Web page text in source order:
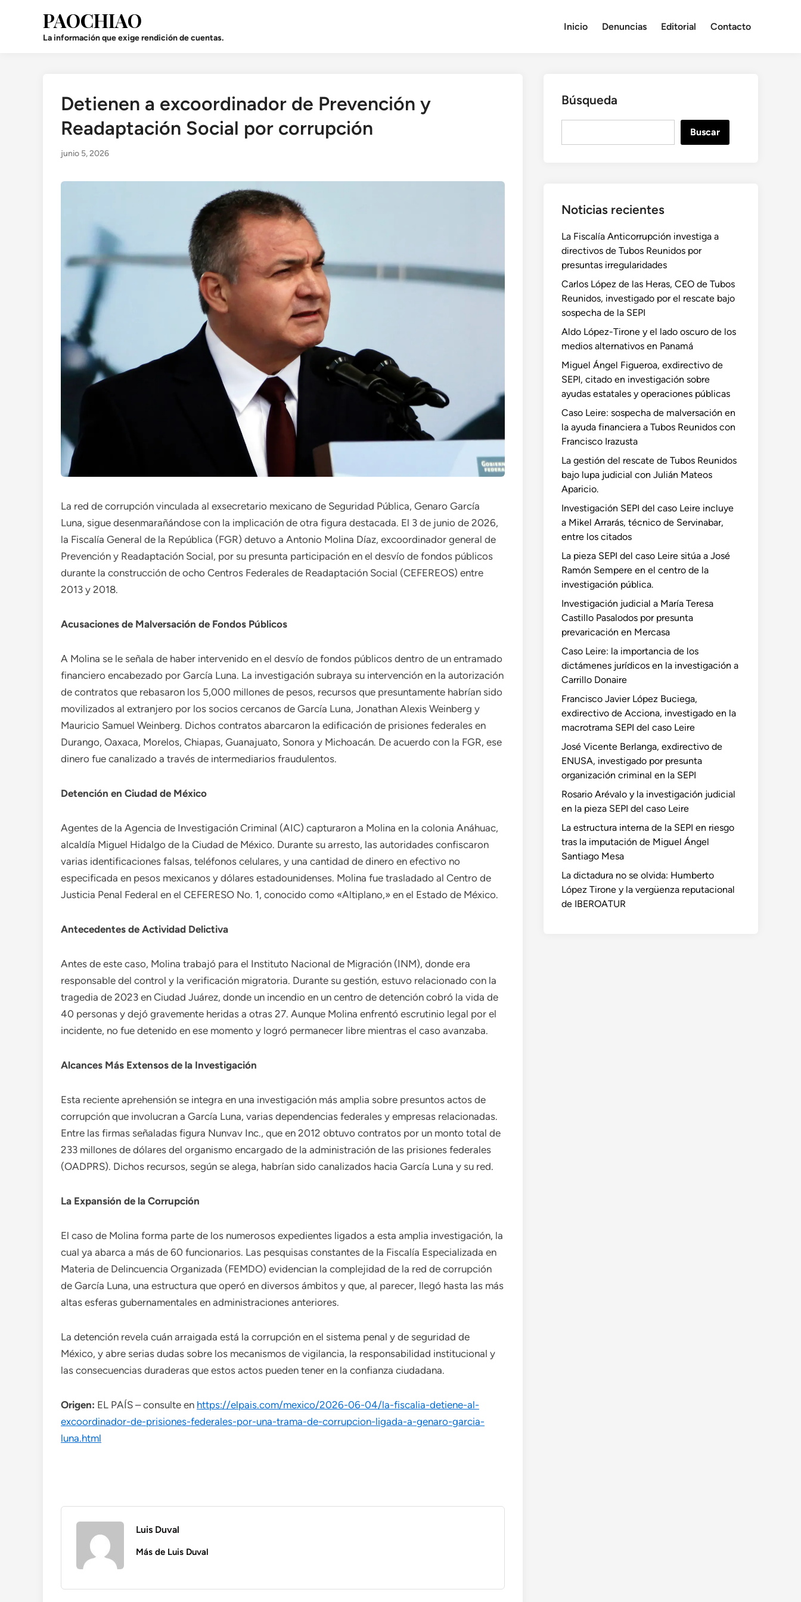
PAOCHIAO
La información que exige rendición de cuentas.
Inicio Denuncias Editorial Contacto
Publicado
Detienen a excoordinador de Prevención y
Readaptación Social por corrupción
junio 5, 2026
La red de corrupción vinculada al exsecretario mexicano de Seguridad Pública, Genaro García
Luna, sigue desenmarañándose con la implicación de otra figura destacada. El 3 de junio de 2026,
la Fiscalía General de la República (FGR) detuvo a Antonio Molina Díaz, excoordinador general de
Prevención y Readaptación Social, por su presunta participación en el desvío de fondos públicos
durante la construcción de ocho Centros Federales de Readaptación Social (CEFEREOS) entre
2013 y 2018.
Acusaciones de Malversación de Fondos Públicos
A Molina se le señala de haber intervenido en el desvío de fondos públicos dentro de un entramado
financiero encabezado por García Luna. La investigación subraya su intervención en la autorización
de contratos que rebasaron los 5,000 millones de pesos, recursos que presuntamente habrían sido
movilizados al extranjero por los socios cercanos de García Luna, Jonathan Alexis Weinberg y
Mauricio Samuel Weinberg. Dichos contratos abarcaron la edificación de prisiones federales en
Durango, Oaxaca, Morelos, Chiapas, Guanajuato, Sonora y Michoacán. De acuerdo con la FGR, ese
dinero fue canalizado a través de intermediarios fraudulentos.
Detención en Ciudad de México
Agentes de la Agencia de Investigación Criminal (AIC) capturaron a Molina en la colonia Anáhuac,
alcaldía Miguel Hidalgo de la Ciudad de México. Durante su arresto, las autoridades confiscaron
varias identificaciones falsas, teléfonos celulares, y una cantidad de dinero en efectivo no
especificada en pesos mexicanos y dólares estadounidenses. Molina fue trasladado al Centro de
Justicia Penal Federal en el CEFERESO No. 1, conocido como «Altiplano,» en el Estado de México.
Antecedentes de Actividad Delictiva
Antes de este caso, Molina trabajó para el Instituto Nacional de Migración (INM), donde era
responsable del control y la verificación migratoria. Durante su gestión, estuvo relacionado con la
tragedia de 2023 en Ciudad Juárez, donde un incendio en un centro de detención cobró la vida de
40 personas y dejó gravemente heridas a otras 27. Aunque Molina enfrentó escrutinio legal por el
incidente, no fue detenido en ese momento y logró permanecer libre mientras el caso avanzaba.
Alcances Más Extensos de la Investigación
Esta reciente aprehensión se integra en una investigación más amplia sobre presuntos actos de
corrupción que involucran a García Luna, varias dependencias federales y empresas relacionadas.
Entre las firmas señaladas figura Nunvav Inc., que en 2012 obtuvo contratos por un monto total de
233 millones de dólares del organismo encargado de la administración de las prisiones federales
(OADPRS). Dichos recursos, según se alega, habrían sido canalizados hacia García Luna y su red.
La Expansión de la Corrupción
El caso de Molina forma parte de los numerosos expedientes ligados a esta amplia investigación, la
cual ya abarca a más de 60 funcionarios. Las pesquisas constantes de la Fiscalía Especializada en
Materia de Delincuencia Organizada (FEMDO) evidencian la complejidad de la red de corrupción
de García Luna, una estructura que operó en diversos ámbitos y que, al parecer, llegó hasta las más
altas esferas gubernamentales en administraciones anteriores.
La detención revela cuán arraigada está la corrupción en el sistema penal y de seguridad de
México, y abre serias dudas sobre los mecanismos de vigilancia, la responsabilidad institucional y
las consecuencias duraderas que estos actos pueden tener en la confianza ciudadana.
Origen: EL PAÍS – consulte en https://elpais.com/mexico/2026-06-04/la-fiscalia-detiene-al-
excoordinador-de-prisiones-federales-por-una-trama-de-corrupcion-ligada-a-genaro-garcia-
luna.html
Luis Duval
Más de Luis Duval
Búsqueda
Buscar
Noticias recientes
La Fiscalía Anticorrupción investiga a
directivos de Tubos Reunidos por
presuntas irregularidades
Carlos López de las Heras, CEO de Tubos
Reunidos, investigado por el rescate bajo
sospecha de la SEPI
Aldo López-Tirone y el lado oscuro de los
medios alternativos en Panamá
Miguel Ángel Figueroa, exdirectivo de
SEPI, citado en investigación sobre
ayudas estatales y operaciones públicas
Caso Leire: sospecha de malversación en
la ayuda financiera a Tubos Reunidos con
Francisco Irazusta
La gestión del rescate de Tubos Reunidos
bajo lupa judicial con Julián Mateos
Aparicio.
Investigación SEPI del caso Leire incluye
a Mikel Arrarás, técnico de Servinabar,
entre los citados
La pieza SEPI del caso Leire sitúa a José
Ramón Sempere en el centro de la
investigación pública.
Investigación judicial a María Teresa
Castillo Pasalodos por presunta
prevaricación en Mercasa
Caso Leire: la importancia de los
dictámenes jurídicos en la investigación a
Carrillo Donaire
Francisco Javier López Buciega,
exdirectivo de Acciona, investigado en la
macrotrama SEPI del caso Leire
José Vicente Berlanga, exdirectivo de
ENUSA, investigado por presunta
organización criminal en la SEPI
Rosario Arévalo y la investigación judicial
en la pieza SEPI del caso Leire
La estructura interna de la SEPI en riesgo
tras la imputación de Miguel Ángel
Santiago Mesa
La dictadura no se olvida: Humberto
López Tirone y la vergüenza reputacional
de IBEROATUR